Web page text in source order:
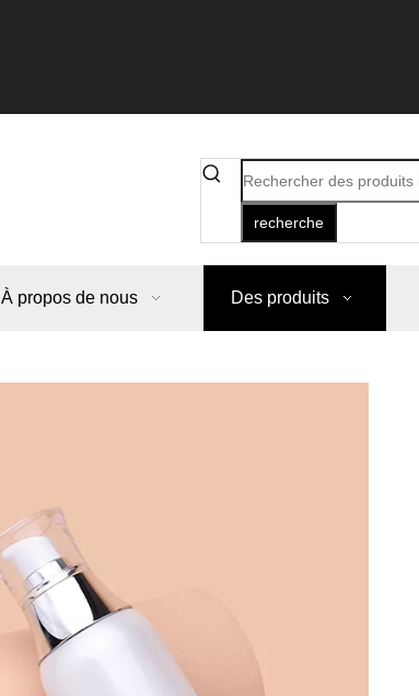
recherche
À propos de nous Des produits